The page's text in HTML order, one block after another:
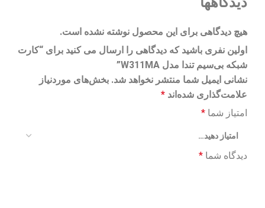
هیچ دیدگاهی برای این محصول نوشته نشده است.
اولین نفری باشید که دیدگاهی را ارسال می کنید برای “کارت
شبکه بی‌سیم تندا مدل W311MA”
نشانی ایمیل شما منتشر نخواهد شد. بخش‌های موردنیاز
علامت‌گذاری شده‌اند *
امتیاز شما *
دیدگاه شما *